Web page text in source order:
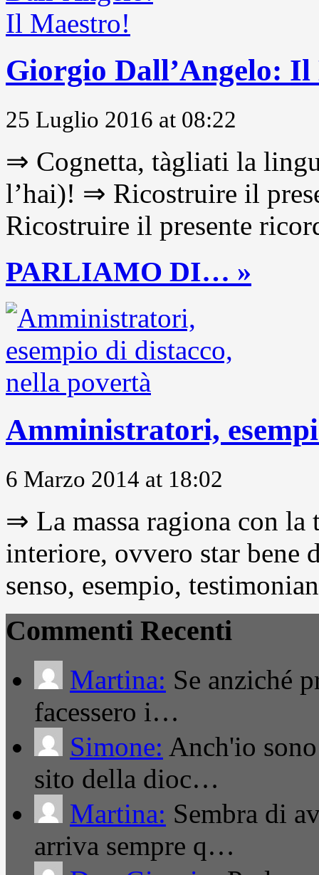
Giorgio Dall’Angelo:
25 Luglio 2016 at 08:22
⇒ Cognetta, tàgliati la
l’hai)! ⇒ Ricostruire il
Ricostruire il presente
PARLIAMO DI… »
Amministratori,
6 Marzo 2014 at 18:02
⇒ La massa ragiona con
interiore, ovvero star
senso, esempio,
Commenti Recenti
Martina: Se anziché
facessero i…
Simone: Anch'io
sito della dioc…
Martina: Sembra di
arriva sempre q…